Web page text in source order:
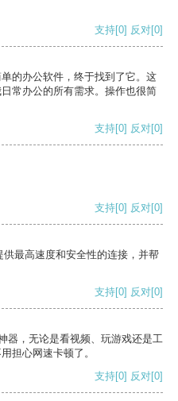
支持[0] 反对[0]
的办公软件，终于找到了它。这
常办公的所有需求。操作也很简
支持[0] 反对[0]
支持[0] 反对[0]
最高速度和安全性的连接，并帮
支持[0] 反对[0]
器，无论是看视频、玩游戏还是工
担心网速卡顿了。
支持[0] 反对[0]